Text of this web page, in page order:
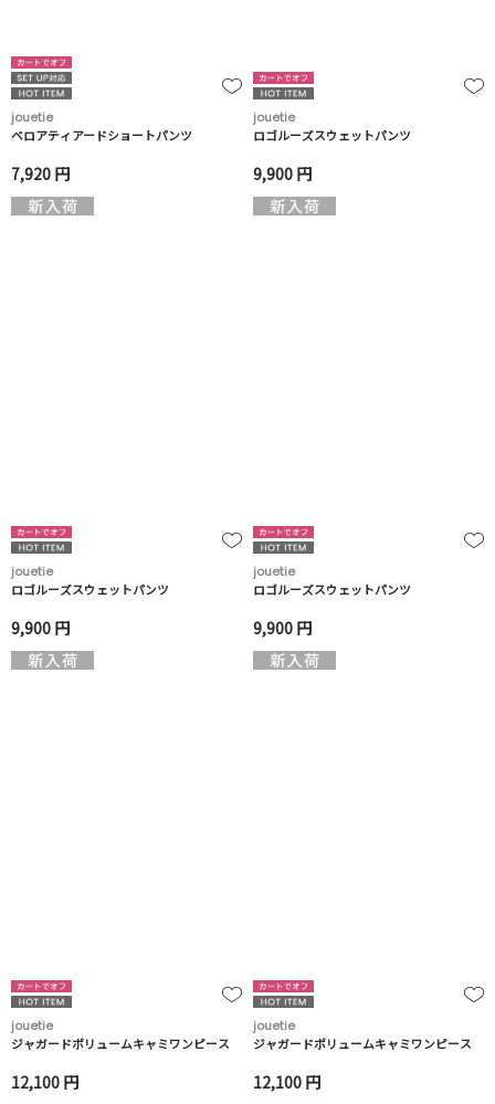
jouetie
ベロアティアードショートパンツ
7,920 円
jouetie
ロゴルーズスウェットパンツ
9,900 円
jouetie
ロゴルーズスウェットパンツ
9,900 円
jouetie
ロゴルーズスウェットパンツ
9,900 円
jouetie
ジャガードボリュームキャミワンピース
12,100 円
jouetie
ジャガードボリュームキャミワンピース
12,100 円